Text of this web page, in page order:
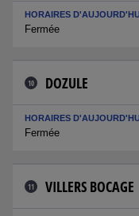
HORAIRES
Fermée
10 DOZULE
HORAIRES
Fermée
11 VILLERS BOCAGE